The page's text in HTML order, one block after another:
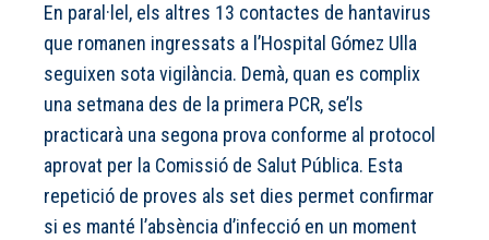
En paral·lel, els altres 13 contactes de hantavirus
que romanen ingressats a l’Hospital Gómez Ulla
seguixen sota vigilància. Demà, quan es complix
una setmana des de la primera PCR, se’ls
practicarà una segona prova conforme al protocol
aprovat per la Comissió de Salut Pública. Esta
repetició de proves als set dies permet confirmar
si es manté l’absència d’infecció en un moment